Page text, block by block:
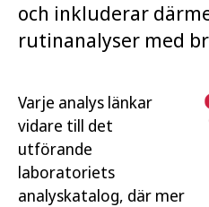
och inkluderar
rutinanalyser med
Varje analys länkar
vidare till det
utförande
laboratoriets
analyskatalog, där mer